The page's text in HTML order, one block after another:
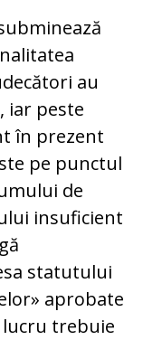
au
iar peste
în prezent
pe punctul
de
insuficient
statutului
aprobate
lucru trebuie